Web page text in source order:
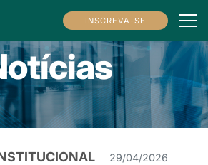
INSCREVA-SE
29/04/2026